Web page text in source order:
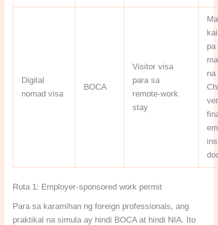
Digital
nomad visa
BOCA
Visitor visa
para sa
remote-work
stay
pa
na
Ruta 1: Employer-sponsored work permit
Para sa karamihan ng foreign professionals, ang
praktikal na simula ay hindi BOCA at hindi NIA. Ito